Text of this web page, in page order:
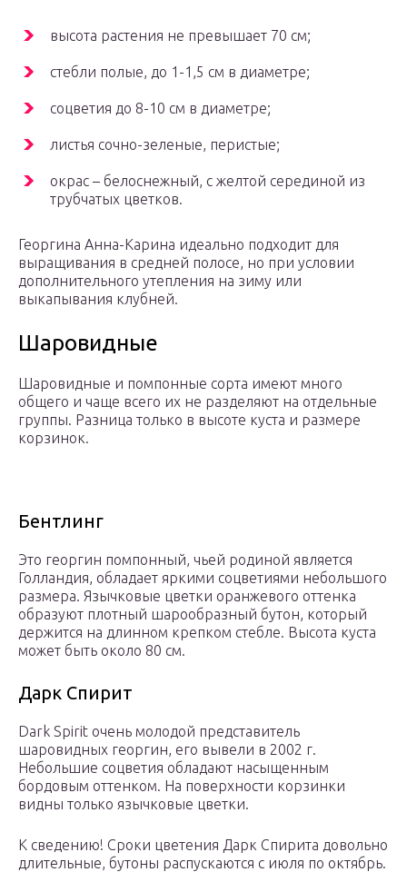
высота растения не превышает 70 см;
стебли полые, до 1-1,5 см в диаметре;
соцветия до 8-10 см в диаметре;
листья сочно-зеленые, перистые;
окрас – белоснежный, с желтой серединой из
трубчатых цветков.
Георгина Анна-Карина идеально подходит для
выращивания в средней полосе, но при условии
дополнительного утепления на зиму или
выкапывания клубней.
Шаровидные
Шаровидные и помпонные сорта имеют много
общего и чаще всего их не разделяют на отдельные
группы. Разница только в высоте куста и размере
корзинок.
Бентлинг
Это георгин помпонный, чьей родиной является
Голландия, обладает яркими соцветиями небольшого
размера. Язычковые цветки оранжевого оттенка
образуют плотный шарообразный бутон, который
держится на длинном крепком стебле. Высота куста
может быть около 80 см.
Дарк Спирит
Dark Spirit очень молодой представитель
шаровидных георгин, его вывели в 2002 г.
Небольшие соцветия обладают насыщенным
бордовым оттенком. На поверхности корзинки
видны только язычковые цветки.
К сведению! Сроки цветения Дарк Спирита довольно
длительные, бутоны распускаются с июля по октябрь.